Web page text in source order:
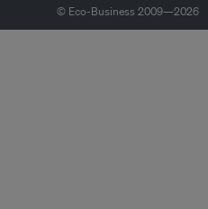
© Eco-Business 2009—2026